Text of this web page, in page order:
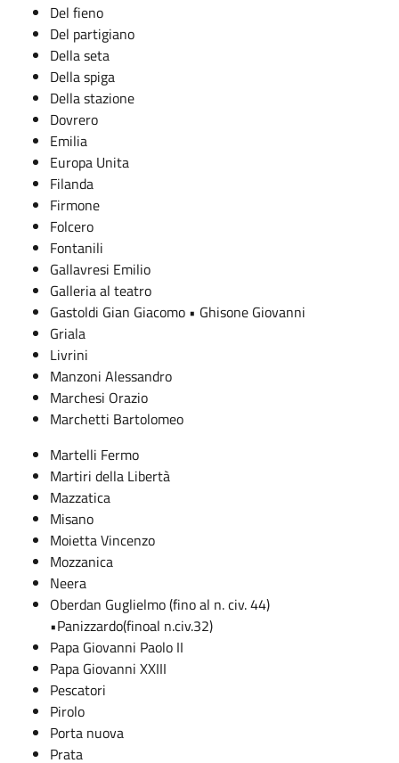
Del fieno
Del partigiano
Della seta
Della spiga
Della stazione
Dovrero
Emilia
Europa Unita
Filanda
Firmone
Folcero
Fontanili
Gallavresi Emilio
Galleria al teatro
Gastoldi Gian Giacomo • Ghisone Giovanni
Griala
Livrini
Manzoni Alessandro
Marchesi Orazio
Marchetti Bartolomeo
Martelli Fermo
Martiri della Libertà
Mazzatica
Misano
Moietta Vincenzo
Mozzanica
Neera
Oberdan Guglielmo (fino al n. civ. 44)
•Panizzardo(finoal n.civ.32)
Papa Giovanni Paolo II
Papa Giovanni XXIII
Pescatori
Pirolo
Porta nuova
Prata